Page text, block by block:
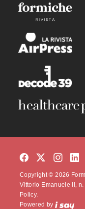
Copyright © 2026
Vittorio Emanuele II, n.
Policy.
Powered by